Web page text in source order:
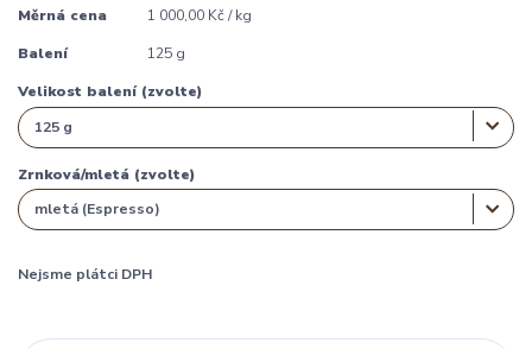
Měrná cena 1 000,00 Kč / kg
Balení 125 g
Velikost balení (zvolte)
Zrnková/mletá (zvolte)
Nejsme plátci DPH